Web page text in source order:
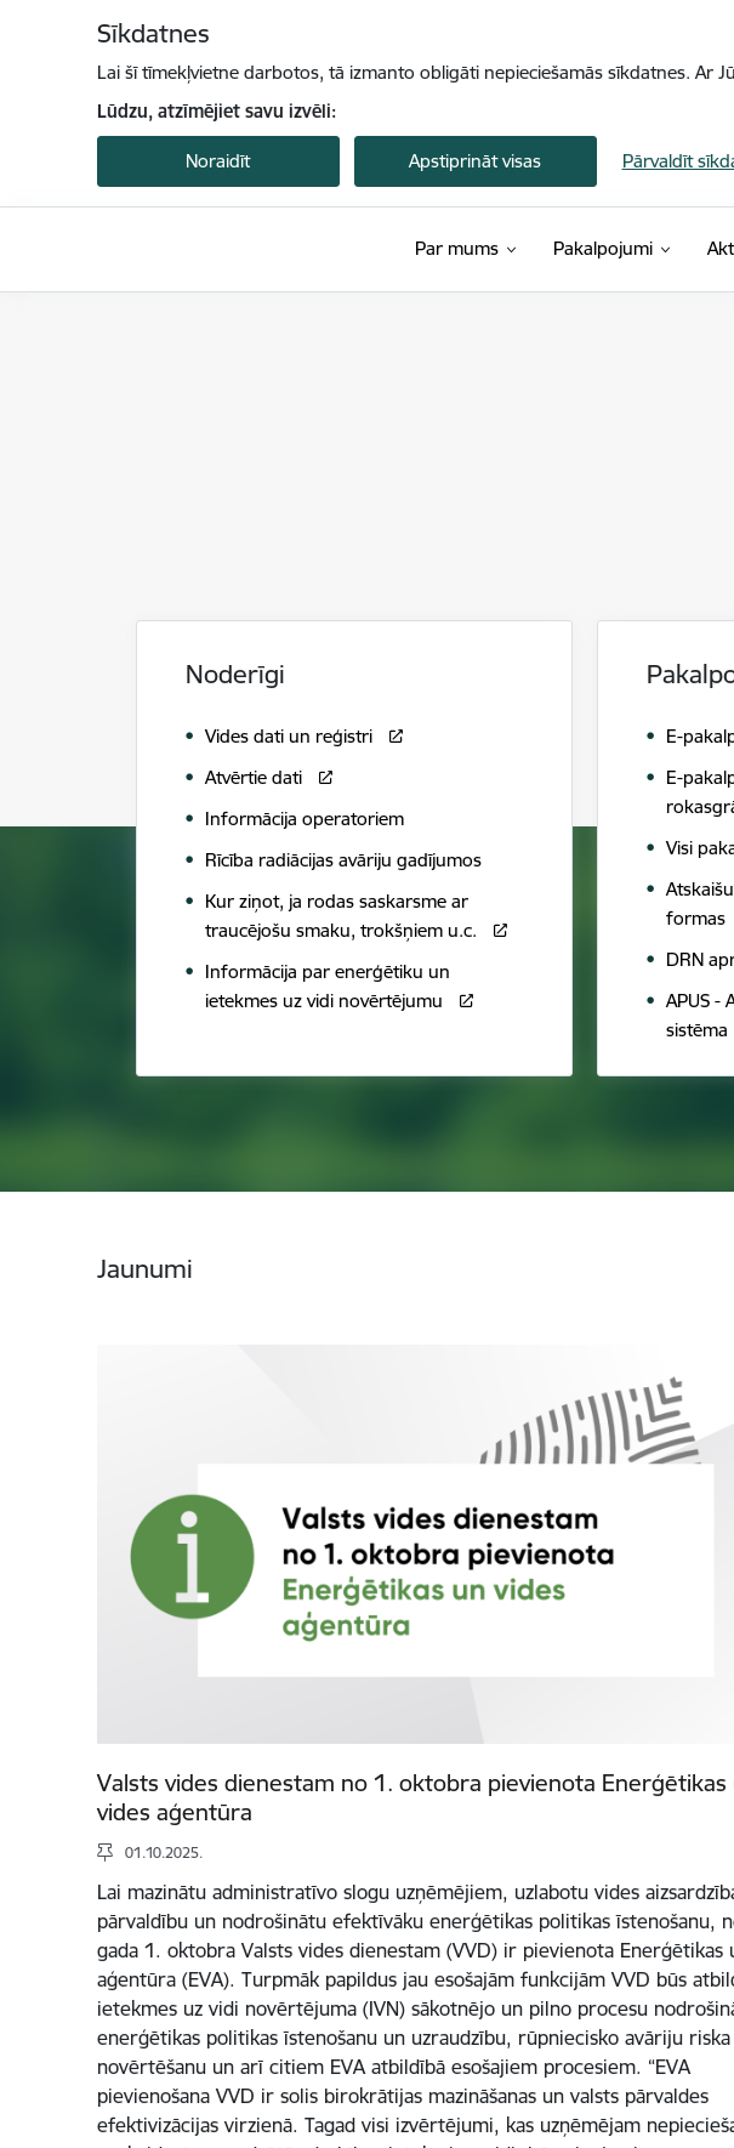
Sīkdatnes
Lai šī tīmekļvietne darbotos, tā izmanto obligāti nepieciešamās sīkdatnes. Ar
Lūdzu, atzīmējiet savu izvēli:
Noraidīt Apstiprināt visas Pārvaldīt
Par mums Pakalpojumi
Noderīgi
Vides dati un reģistri
Atvērtie dati
Informācija operatoriem
Rīcība radiācijas avāriju gadījumos
Kur ziņot, ja rodas saskarsme ar
traucējošu smaku, trokšņiem u.c.
Informācija par enerģētiku un
ietekmes uz vidi novērtējumu
E-
E-
Visi
formas
DRN
APUS -
sistēma
Jaunumi
Valsts vides dienestam no 1. oktobra pievienota Enerģētikas
vides aģentūra
01.10.2025.
Lai mazinātu administratīvo slogu uzņēmējiem, uzlabotu vides
pārvaldību un nodrošinātu efektīvāku enerģētikas politikas īstenošanu,
gada 1. oktobra Valsts vides dienestam (VVD) ir pievienota Enerģētikas
aģentūra (EVA). Turpmāk papildus jau esošajām funkcijām VVD būs
ietekmes uz vidi novērtējuma (IVN) sākotnējo un pilno procesu
enerģētikas politikas īstenošanu un uzraudzību, rūpniecisko avāriju riska
novērtēšanu un arī citiem EVA atbildībā esošajiem procesiem. “EVA
pievienošana VVD ir solis birokrātijas mazināšanas un valsts pārvaldes
efektivizācijas virzienā. Tagad visi izvērtējumi, kas uzņēmējam